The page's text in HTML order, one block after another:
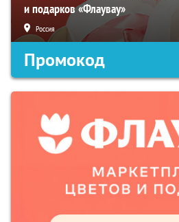
и подарков «Флаувау»
Россия
Промокод